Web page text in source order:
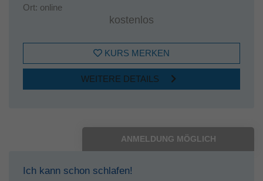
Ort: online
kostenlos
KURS MERKEN
WEITERE DETAILS
ANMELDUNG MÖGLICH
Ich kann schon schlafen!